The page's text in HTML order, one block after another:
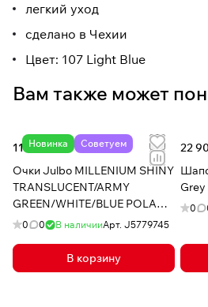
легкий уход
сделано в Чехии
Цвет: 107 Light Blue
Вам также может
Новинка Советуем
116 129 ₸
Очки Julbo MILLENIUM SHINY
TRANSLUCENT/ARMY
GREEN/WHITE/BLUE POLAR 3
HD
0 0 В наличииАрт. J5779745
В корзину
22
Grey
0